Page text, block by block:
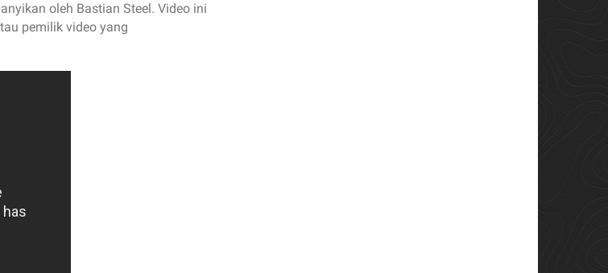
oleh Bastian Steel. Video ini
pemilik video yang